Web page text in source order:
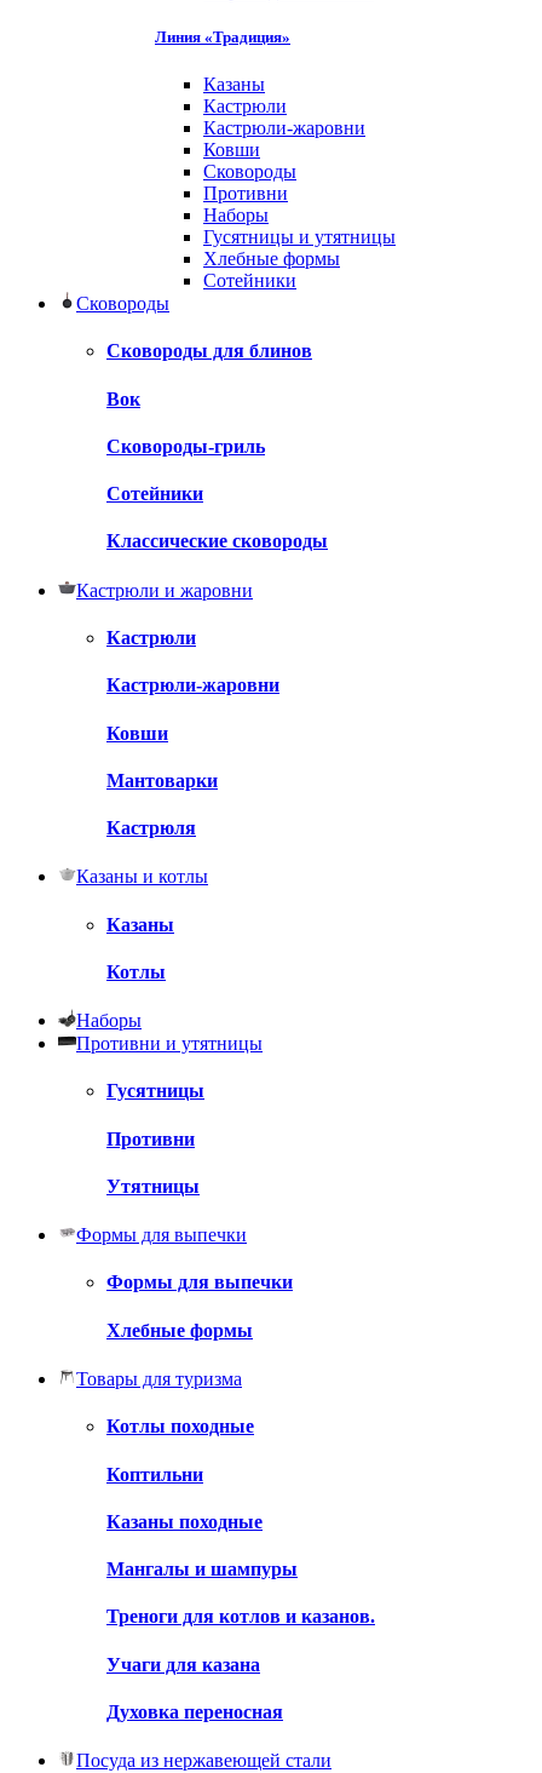
Линия «Традиция»
Казаны
Кастрюли
Кастрюли-жаровни
Ковши
Сковороды
Противни
Наборы
Гусятницы и утятницы
Хлебные формы
Сотейники
Сковороды
Сковороды для блинов
Вок
Сковороды-гриль
Сотейники
Классические сковороды
Кастрюли и жаровни
Кастрюли
Кастрюли-жаровни
Ковши
Мантоварки
Кастрюля
Казаны и котлы
Казаны
Котлы
Наборы
Противни и утятницы
Гусятницы
Противни
Утятницы
Формы для выпечки
Формы для выпечки
Хлебные формы
Товары для туризма
Котлы походные
Коптильни
Казаны походные
Мангалы и шампуры
Треноги для котлов и казанов.
Учаги для казана
Духовка переносная
Посуда из нержавеющей стали